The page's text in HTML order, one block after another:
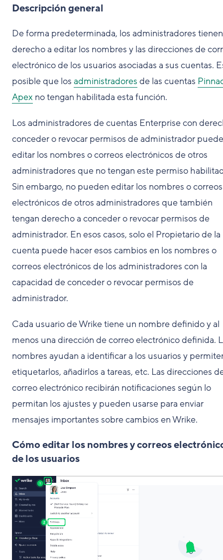
Descripción general
De forma predeterminada, los administradores tienen
derecho a editar los nombres y las direcciones de
electrónico de los usuarios asociadas a sus cuentas.
posible que los administradores de las cuentas
Apex no tengan habilitada esta función.
Los administradores de cuentas Enterprise con
conceder o revocar permisos de administrador
editar los nombres o correos electrónicos de otros
administradores que no tengan este permiso
Sin embargo, no pueden editar los nombres o correos
electrónicos de otros administradores que también
tengan derecho a conceder o revocar permisos de
administrador. En esos casos, solo el Propietario de la
cuenta puede hacer esos cambios en los nombres o
correos electrónicos de los administradores con la
capacidad de conceder o revocar permisos de
administrador.
Cada usuario de Wrike tiene un nombre definido y al
menos una dirección de correo electrónico definida.
nombres ayudan a identificar a los usuarios y
etiquetarlos, añadirlos a tareas, etc. Las direcciones
correo electrónico recibirán notificaciones según lo
permitan los ajustes y pueden usarse para enviar
mensajes importantes sobre cambios en Wrike.
Cómo editar los nombres y correos
de los usuarios